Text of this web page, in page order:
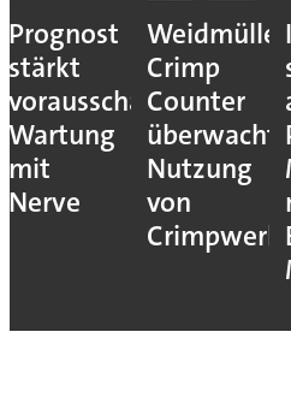
Prognost
stärkt
vorausschauende
Wartung
mit
Nerve
Crimp
Counter
überwacht
Nutzung
von